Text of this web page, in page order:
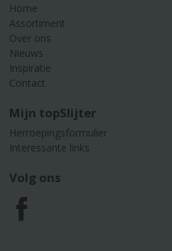
Home
Assortiment
Over ons
Nieuws
Inspiratie
Contact
Mijn topSlijter
Herroepingsformulier
Interessante links
Volg ons
F